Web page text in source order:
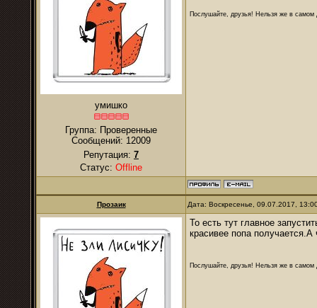
умишко
Группа: Проверенные
Сообщений: 12009
Репутация: 7
Статус: Offline
Послушайте, друзья! Нельзя же в самом
Прозаик Дата: Воскресенье, 09.07.2017,
То есть тут главное
красивее попа
Послушайте, друзья! Нельзя же в самом